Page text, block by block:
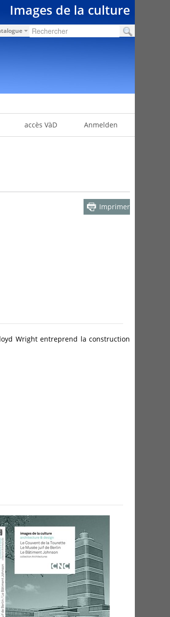
Images de la culture
accès VàD Anmelden
Imprimer
Wright entreprend la construction